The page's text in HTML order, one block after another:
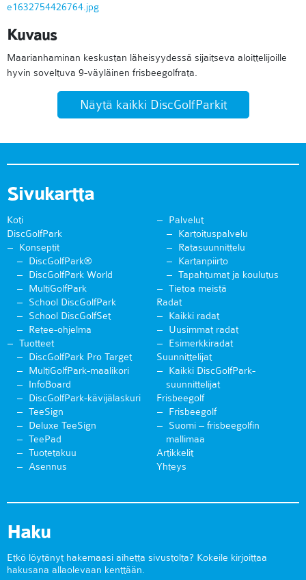
e1632754426764.jpg
Kuvaus
Maarianhaminan keskustan läheisyydessä sijaitseva aloittelijoille
hyvin soveltuva 9-väyläinen frisbeegolfrata.
Näytä kaikki DiscGolfParkit
Sivukartta
Koti
DiscGolfPark
Konseptit
DiscGolfPark®
DiscGolfPark World
MultiGolfPark
School DiscGolfPark
School DiscGolfSet
Retee-ohjelma
Tuotteet
DiscGolfPark Pro Target
MultiGolfPark-maalikori
InfoBoard
DiscGolfPark-kävijälaskuri
TeeSign
Deluxe TeeSign
TeePad
Tuotetakuu
Asennus
Palvelut
Kartoituspalvelu
Ratasuunnittelu
Kartanpiirto
Tapahtumat ja koulutus
Tietoa meistä
Radat
Kaikki radat
Uusimmat radat
Esimerkkiradat
Suunnittelijat
Kaikki DiscGolfPark-
suunnittelijat
Frisbeegolf
Frisbeegolf
Suomi – frisbeegolfin
mallimaa
Artikkelit
Yhteys
Haku
Etkö löytänyt hakemaasi aihetta sivustolta? Kokeile kirjoittaa
hakusana allaolevaan kenttään.